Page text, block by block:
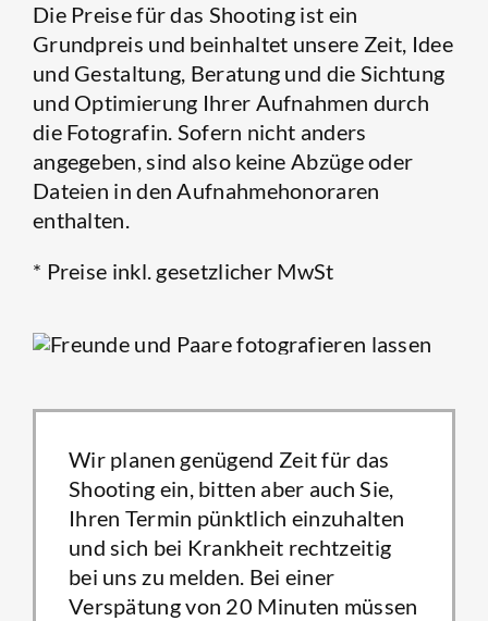
Die Preise für das Shooting ist ein
Grundpreis und beinhaltet unsere Zeit, Idee
und Gestaltung, Beratung und die Sichtung
und Optimierung Ihrer Aufnahmen durch
die Fotografin. Sofern nicht anders
angegeben, sind also keine Abzüge oder
Dateien in den Aufnahmehonoraren
enthalten.
* Preise inkl. gesetzlicher MwSt
Wir planen genügend Zeit für das
Shooting ein, bitten aber auch Sie,
Ihren Termin pünktlich einzuhalten
und sich bei Krankheit rechtzeitig
bei uns zu melden. Bei einer
Verspätung von 20 Minuten müssen